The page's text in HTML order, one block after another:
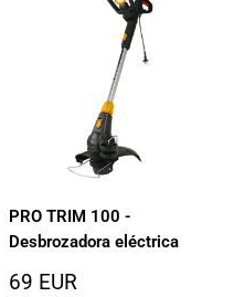
PRO TRIM 100 -
Desbrozadora eléctrica
Precio
69 EUR